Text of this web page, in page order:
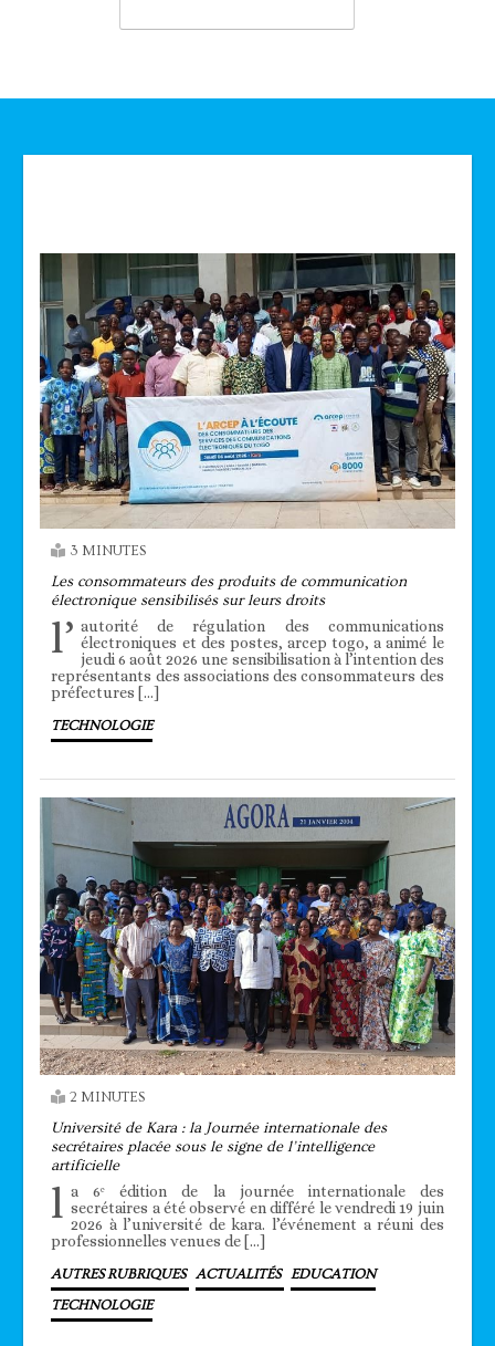
3 MINUTES
Les consommateurs des produits de communication
électronique sensibilisés sur leurs droits
l’ autorité de régulation des communications
électroniques et des postes, arcep togo, a animé le
jeudi 6 août 2026 une sensibilisation à l’intention des
représentants des associations des consommateurs des
préfectures […]
TECHNOLOGIE
2 MINUTES
Université de Kara : la Journée internationale des
secrétaires placée sous le signe de l’intelligence
artificielle
l a 6ᵉ édition de la journée internationale des
secrétaires a été observé en différé le vendredi 19 juin
2026 à l’université de kara. l’événement a réuni des
professionnelles venues de […]
AUTRES RUBRIQUES ACTUALITÉS EDUCATION
TECHNOLOGIE